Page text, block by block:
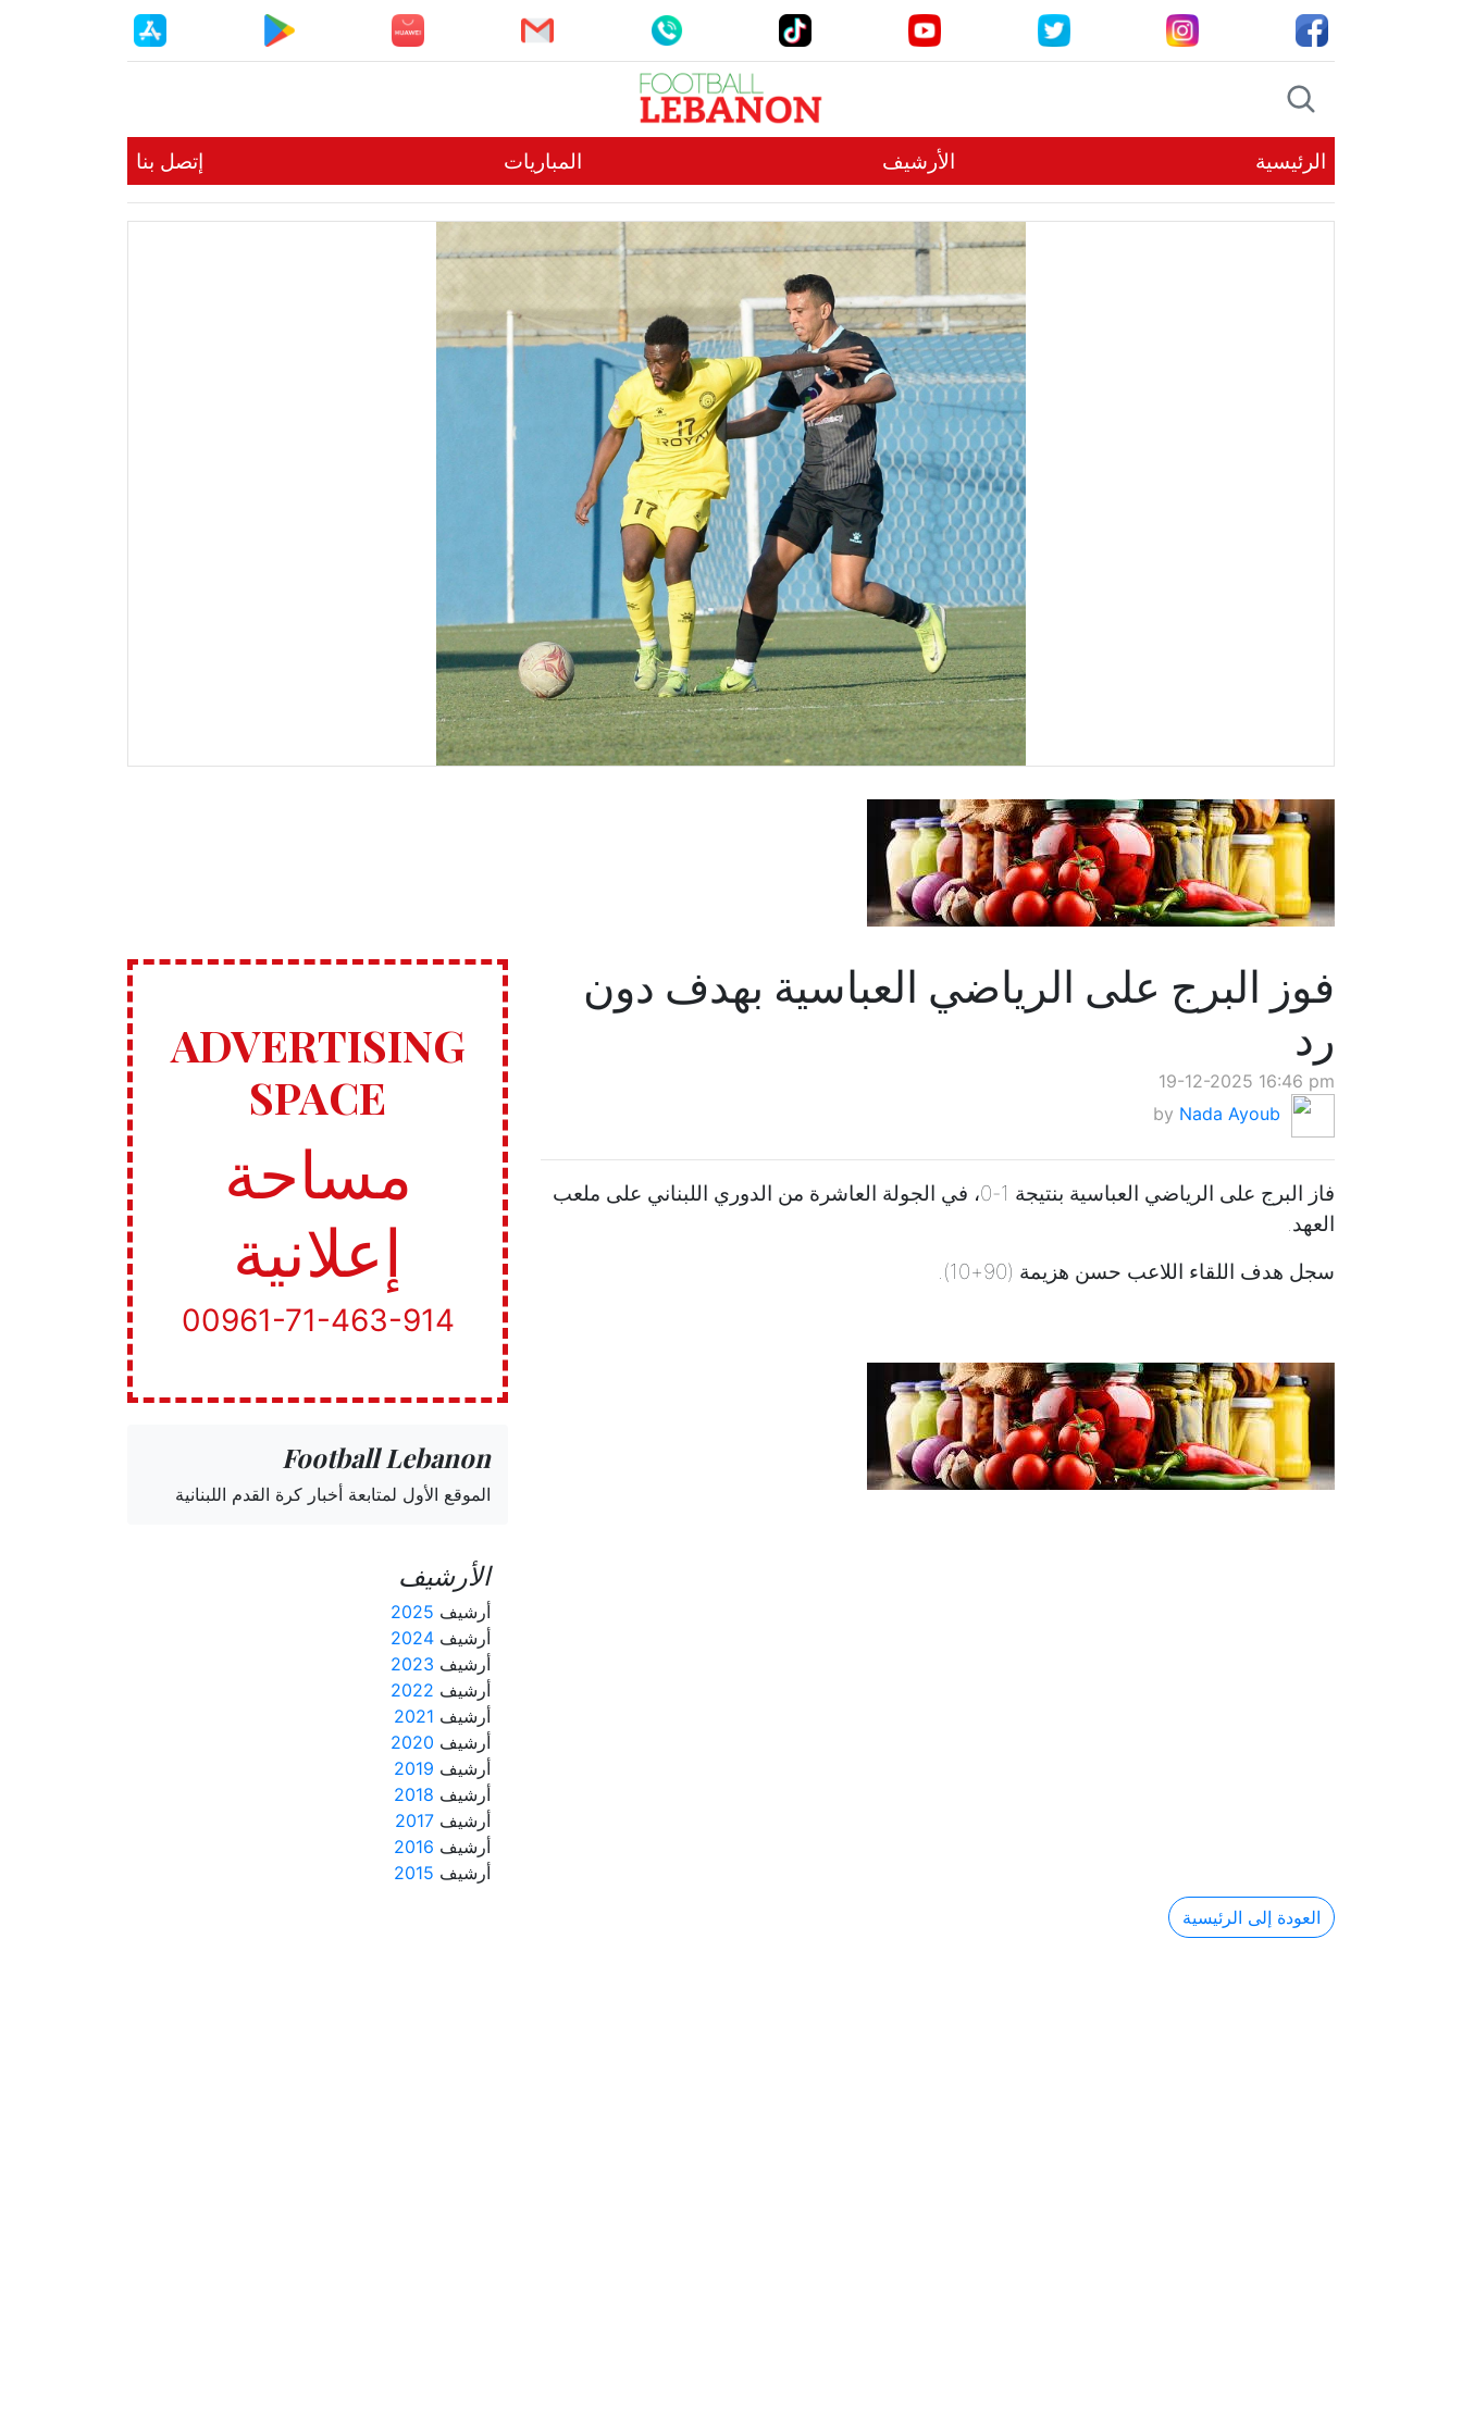
الرئيسية الأرشيف المباريات إتصل بنا
فوز البرج على الرياضي العباسية بهدف دون
رد
19-12-2025 16:46 pm
by Nada Ayoub
فاز البرج على الرياضي العباسية بنتيجة 1-0، في الجولة العاشرة من الدوري اللبناني على ملعب
العهد.
سجل هدف اللقاء اللاعب حسن هزيمة (90+10).
العودة إلى الرئيسية
ADVERTISING
SPACE
مساحة
إعلانية
00961-71-463-914
Football Lebanon
الموقع الأول لمتابعة أخبار كرة القدم اللبنانية
الأرشيف
أرشيف 2025
أرشيف 2024
أرشيف 2023
أرشيف 2022
أرشيف 2021
أرشيف 2020
أرشيف 2019
أرشيف 2018
أرشيف 2017
أرشيف 2016
أرشيف 2015